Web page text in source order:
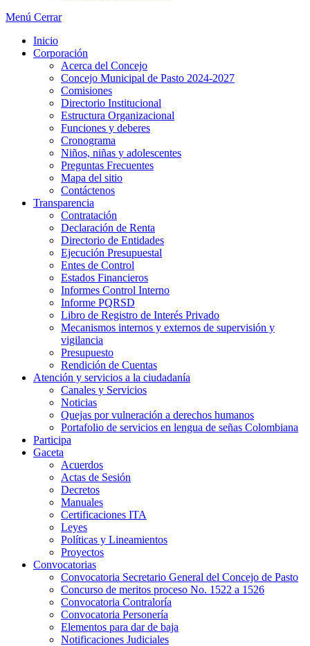
Menú Cerrar
Inicio
Corporación
Acerca del Concejo
Concejo Municipal de Pasto 2024-2027
Comisiones
Directorio Institucional
Estructura Organizacional
Funciones y deberes
Cronograma
Niños, niñas y adolescentes
Preguntas Frecuentes
Mapa del sitio
Contáctenos
Transparencia
Contratación
Declaración de Renta
Directorio de Entidades
Ejecución Presupuestal
Entes de Control
Estados Financieros
Informes Control Interno
Informe PQRSD
Libro de Registro de Interés Privado
Mecanismos internos y externos de supervisión y
vigilancia
Presupuesto
Rendición de Cuentas
Atención y servicios a la ciudadanía
Canales y Servicios
Noticias
Quejas por vulneración a derechos humanos
Portafolio de servicios en lengua de señas Colombiana
Participa
Gaceta
Acuerdos
Actas de Sesión
Decretos
Manuales
Certificaciones ITA
Leyes
Políticas y Lineamientos
Proyectos
Convocatorias
Convocatoria Secretario General del Concejo de Pasto
Concurso de meritos proceso No. 1522 a 1526
Convocatoria Contraloría
Convocatoria Personería
Elementos para dar de baja
Notificaciones Judiciales